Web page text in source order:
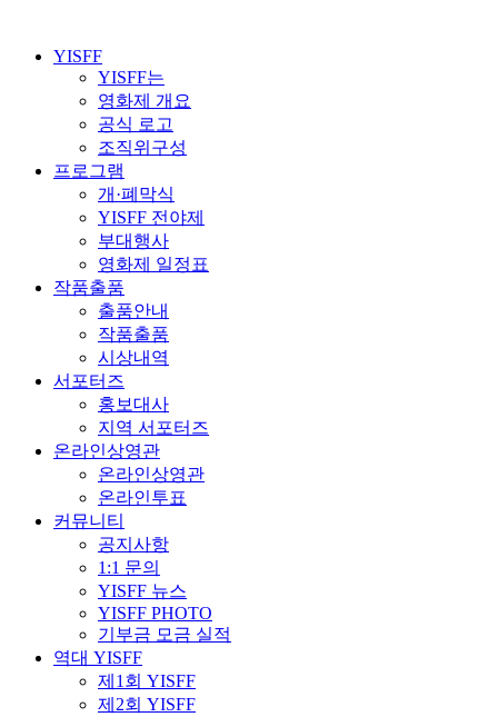
YISFF
YISFF는
영화제 개요
공식 로고
조직위구성
프로그램
개·폐막식
YISFF 전야제
부대행사
영화제 일정표
작품출품
출품안내
작품출품
시상내역
서포터즈
홍보대사
지역 서포터즈
온라인상영관
온라인상영관
온라인투표
커뮤니티
공지사항
1:1 문의
YISFF 뉴스
YISFF PHOTO
기부금 모금 실적
역대 YISFF
제1회 YISFF
제2회 YISFF